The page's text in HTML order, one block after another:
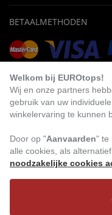
BETAALMETHODEN
BEZOEK ONS
Welkom bij EUROtops!
Wij en onze partners
gebruik van uw
winkelervaring te kunnen
Door op "Aanvaarden" te
alle cookies, als
noodzakelijke cookies